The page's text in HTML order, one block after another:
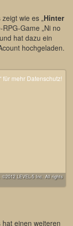
wie es „Hinter
Game „Ni no
hat dazu ein
hochgeladen.
für mehr Datenschutz!
LEVEL-5 Inc. All rights
einen weiteren